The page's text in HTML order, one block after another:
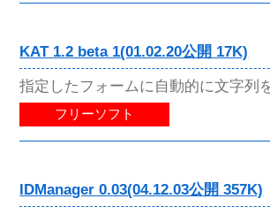
KAT 1.2 beta 1(01.02.20公開 17K)
指定したフォームに自動的に文字列
フリーソフト
IDManager 0.03(04.12.03公開 357K)